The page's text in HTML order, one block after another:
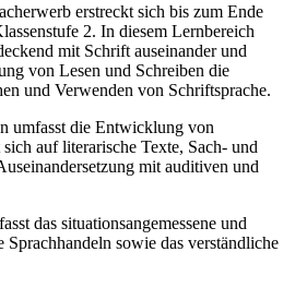
erstreckt sich bis zum Ende
2. In diesem Lernbereich
mit Schrift auseinander und
von Lesen und Schreiben die
und Verwenden von Schriftsprache.
umfasst die Entwicklung von
auf literarische Texte, Sach- und
mit auditiven und
das situationsangemessene und
Sprachhandeln sowie das verständliche